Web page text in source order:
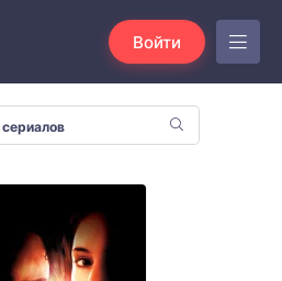
Войти